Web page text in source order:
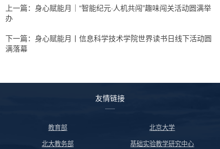
上一篇：身心赋能月｜“智能纪元·人机共闯”趣味闯关活动圆满举
办
下一篇：身心赋能月丨信息科学技术学院世界读书日线下活动圆
满落幕
友情链接
教育部
北京大学
北大教务部
基础实验教学研究中心